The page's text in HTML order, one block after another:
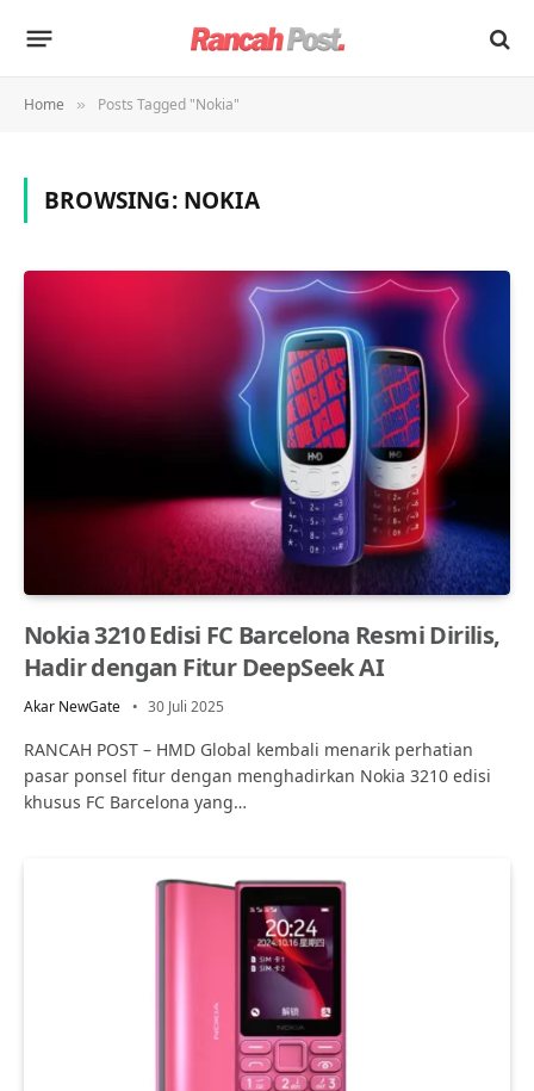
Home » Posts Tagged "Nokia"
BROWSING: NOKIA
Nokia 3210 Edisi FC Barcelona Resmi Dirilis,
Hadir dengan Fitur DeepSeek AI
Akar NewGate 30 Juli 2025
RANCAH POST – HMD Global kembali menarik perhatian
pasar ponsel fitur dengan menghadirkan Nokia 3210 edisi
khusus FC Barcelona yang…